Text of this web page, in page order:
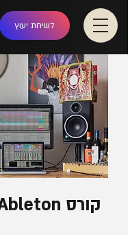
לשיחת יעוץ
קורס Ableton